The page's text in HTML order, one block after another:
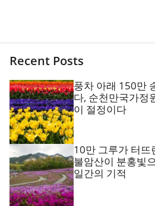
Recent Posts
풍차 아래 150만
다, 순천만국가정
이 절정이다
10만 그루가 터
불암산이 분홍빛
일간의 기적